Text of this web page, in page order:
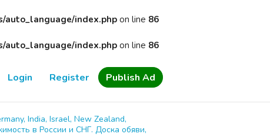
auto_language/index.php on line 86
auto_language/index.php on line 86
Login Register Publish Ad
India, Israel, New Zealand,
в России и СНГ. Доска обяви,